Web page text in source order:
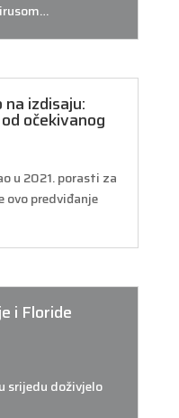
izdisaju:
očekivanog
u 2021. porasti za
ovo predviđanje
i Floride
srijedu doživjelo